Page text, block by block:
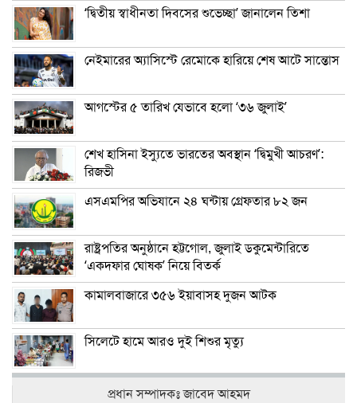
‘দ্বিতীয় স্বাধীনতা দিবসের শুভেচ্ছা’ জানালেন তিশা
নেইমারের অ্যাসিস্টে রেমোকে হারিয়ে শেষ আটে সান্তোস
আগস্টের ৫ তারিখ যেভাবে হলো ‘৩৬ জুলাই’
শেখ হাসিনা ইস্যুতে ভারতের অবস্থান ‘দ্বিমুখী আচরণ’:
রিজভী
এসএমপির অভিযানে ২৪ ঘন্টায় গ্রেফতার ৮২ জন
রাষ্ট্রপতির অনুষ্ঠানে হট্টগোল, জুলাই ডকুমেন্টারিতে
‘একদফার ঘোষক’ নিয়ে বিতর্ক
কামালবাজারে ৩৫৬ ইয়াবাসহ দুজন আটক
সিলেটে হামে আরও দুই শিশুর মৃত্যু
প্রধান সম্পাদকঃ জাবেদ আহমদ